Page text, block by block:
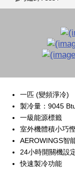
一匹 (變頻淨冷)
製冷量：9045
一級能源標籤
室外機體積小巧
AEROWINGS智
24小時開關機設
快速製冷功能